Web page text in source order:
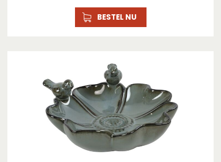
BESTEL NU